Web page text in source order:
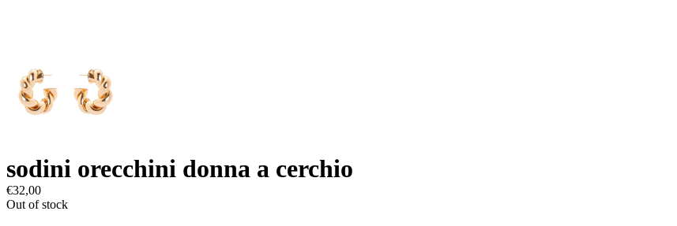
sodini orecchini donna a cerchio
€32,00
Out of stock